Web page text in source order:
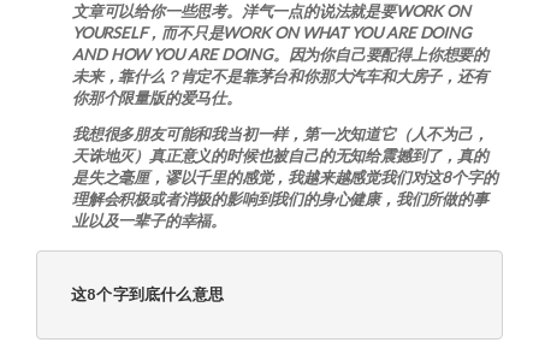
文章可以给你一些思考。洋气一点的说法就是要WORK ON
YOURSELF，而不只是WORK ON WHAT YOU ARE DOING
AND HOW YOU ARE DOING。因为你自己要配得上你想要的
未来，靠什么？肯定不是靠茅台和你那大汽车和大房子， 还有
你那个限量版的爱马仕。
我想很多朋友可能和我当初一样，第一次知道它（人不为己，
天诛地灭）真正意义的时候也被自己的无知给震撼到了，真的
是失之毫厘，谬以千里的感觉，我越来越感觉我们对这8个字的
理解会积极或者消极的影响到我们的身心健康，我们所做的事
业以及一辈子的幸福。
这8个字到底什么意思